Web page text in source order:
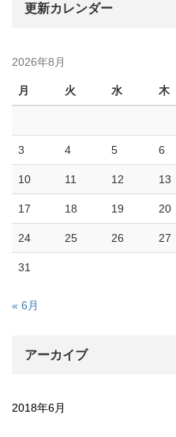
更新カレンダー
2026年8月
月 火 水 木
3 4 5 6
10 11 12 13
17 18 19 20
24 25 26 27
31
« 6月
アーカイブ
2018年6月